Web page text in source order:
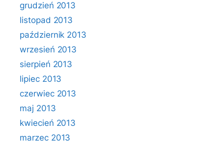
grudzień 2013
listopad 2013
październik 2013
wrzesień 2013
sierpień 2013
lipiec 2013
czerwiec 2013
maj 2013
kwiecień 2013
marzec 2013